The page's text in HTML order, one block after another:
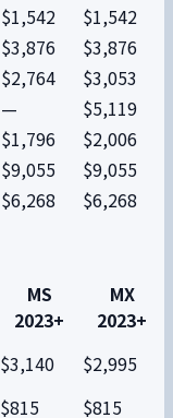
$1,542
$1,542
$3,876
$3,876
$2,764
$3,053
—
$5,119
$1,796
$2,006
$9,055
$9,055
$6,268
$6,268
MS
2023+
MX
2023+
$3,140
$2,995
$815 $815